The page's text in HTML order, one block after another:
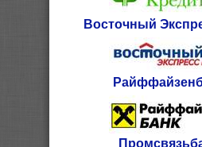
Восточный